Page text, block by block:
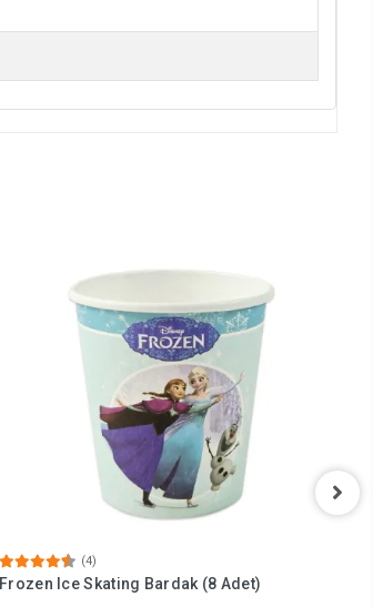
(4)
Frozen Ice Skating Bardak (8 Adet)